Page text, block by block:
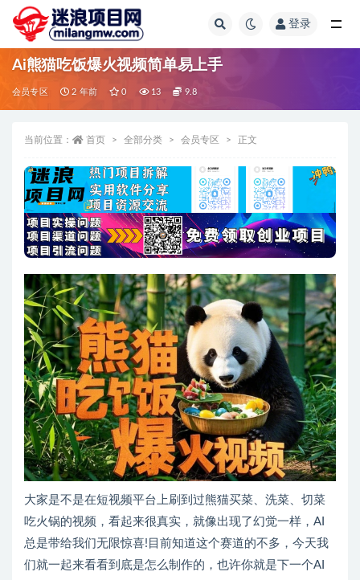
登录
Ai熊猫吃饭爆火视频简单易上手
会员专区 2 年前 0 13 9.8
当前位置： 首页 全部分类 会员专区 正文
大家是不是在短视频平台上刷到过熊猫买菜、洗菜、切菜
吃火锅的视频，看起来很真实，就像出现了幻觉一样，AI
总是带给我们无限惊喜!目前知道这个赛道的不多，今天我
们就一起来看看到底是怎么制作的，也许你就是下一个AI
全部